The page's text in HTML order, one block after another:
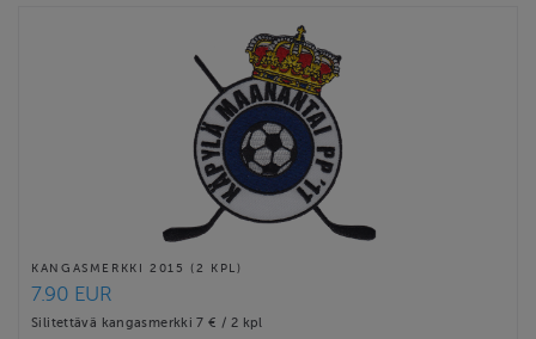
KANGASMERKKI 2015 (2 KPL)
7.90 EUR
Silitettävä kangasmerkki 7 € / 2 kpl